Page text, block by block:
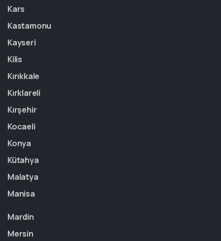
Kars
Kastamonu
Kayseri
Kilis
Kırıkkale
Kırklareli
Kırşehir
Kocaeli
Konya
Kütahya
Malatya
Manisa
Mardin
Mersin